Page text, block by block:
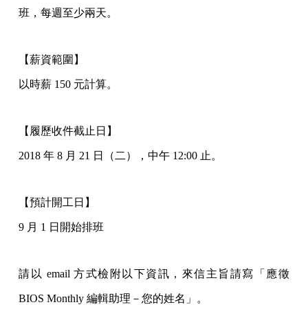
班，每週至少兩天。
【薪資範圍】
以時薪 150 元計算。
【履歷收件截止日】
2018 年 8 月 21 日（二），中午 12:00 止。
【預計開工日】
9 月 1 日開始排班
請以 email 方式檢附以下資訊，來信主旨請寫「應徵
BIOS Monthly 編輯助理－您的姓名」。